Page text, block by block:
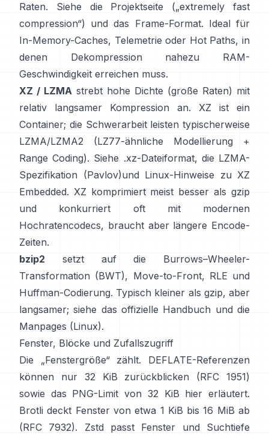
Raten. Siehe die
Projektseite
(„extremely fast
compression“) und das Frame-Format. Ideal für
In-Memory-Caches, Telemetrie oder Hot Paths, in
denen Dekompression nahezu RAM-
Geschwindigkeit erreichen muss.
XZ / LZMA strebt hohe Dichte (große Raten) mit
relativ langsamer Kompression an. XZ ist ein
Container; die Schwerarbeit leisten typischerweise
LZMA/LZMA2 (LZ77-ähnliche Modellierung +
Range Coding). Siehe .xz-Dateiformat, die LZMA-
Spezifikation (Pavlov)und Linux-Hinweise zu XZ
Embedded. XZ komprimiert meist besser als gzip
und konkurriert oft mit modernen
Hochratencodecs, braucht aber längere Encode-
Zeiten.
bzip2 setzt auf die
Burrows–Wheeler-
Transformation (BWT), Move-to-Front, RLE und
Huffman-Codierung. Typisch kleiner als gzip, aber
langsamer; siehe das offizielle Handbuch und die
Manpages (Linux).
Fenster, Blöcke und Zufallszugriff
Die „Fenstergröße“ zählt. DEFLATE-Referenzen
können nur 32 KiB zurückblicken
(RFC 1951)
sowie das PNG-Limit von 32 KiB hier erläutert.
Brotli deckt Fenster von etwa 1 KiB bis 16 MiB ab
(RFC 7932). Zstd passt Fenster und Suchtiefe